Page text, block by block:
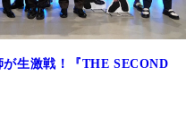
生激戦！『THE SECOND